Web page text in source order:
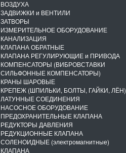
ВОЗДУХА
ЗАДВИЖКИ и ВЕНТИЛИ
ЗАТВОРЫ
ИЗМЕРИТЕЛЬНОЕ ОБОРУДОВАНИЕ
КАНАЛИЗАЦИЯ
КЛАПАНА ОБРАТНЫЕ
КЛАПАНА РЕГУЛИРУЮЩИЕ и ПРИВОДА
КОМПЕНСАТОРЫ (ВИБРОВСТАВКИ
СИЛЬФОННЫЕ КОМПЕНСАТОРЫ)
КРАНЫ ШАРОВЫЕ
КРЕПЕЖ (ШПИЛЬКИ, БОЛТЫ, ГАЙКИ, ЛЁН)
ЛАТУННЫЕ СОЕДИНЕНИЯ
НАСОСНОЕ ОБОРУДОВАНИЕ
ПРЕДОХРАНИТЕЛЬНЫЕ КЛАПАНА
РЕДУКТОРЫ ДАВЛЕНИЯ
РЕДУКЦИОННЫЕ КЛАПАНА
СОЛЕНОИДНЫЕ (электромагнитные)
КЛАПАНА